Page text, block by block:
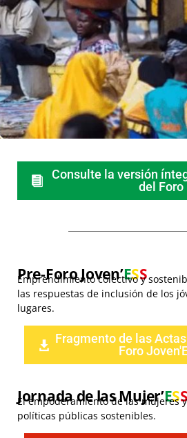
Consulte la versión
del Foro
Pre-Foro Joven’ESS
Emprendimiento colectivo y
las respuestas de inclusión de los
lugares.
Fragmento de las
Foro
Jornada de las Mujer’ESS
El empoderamiento de las mujeres
políticas públicas sostenibles.